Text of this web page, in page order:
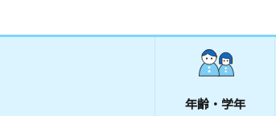
年齢・学年